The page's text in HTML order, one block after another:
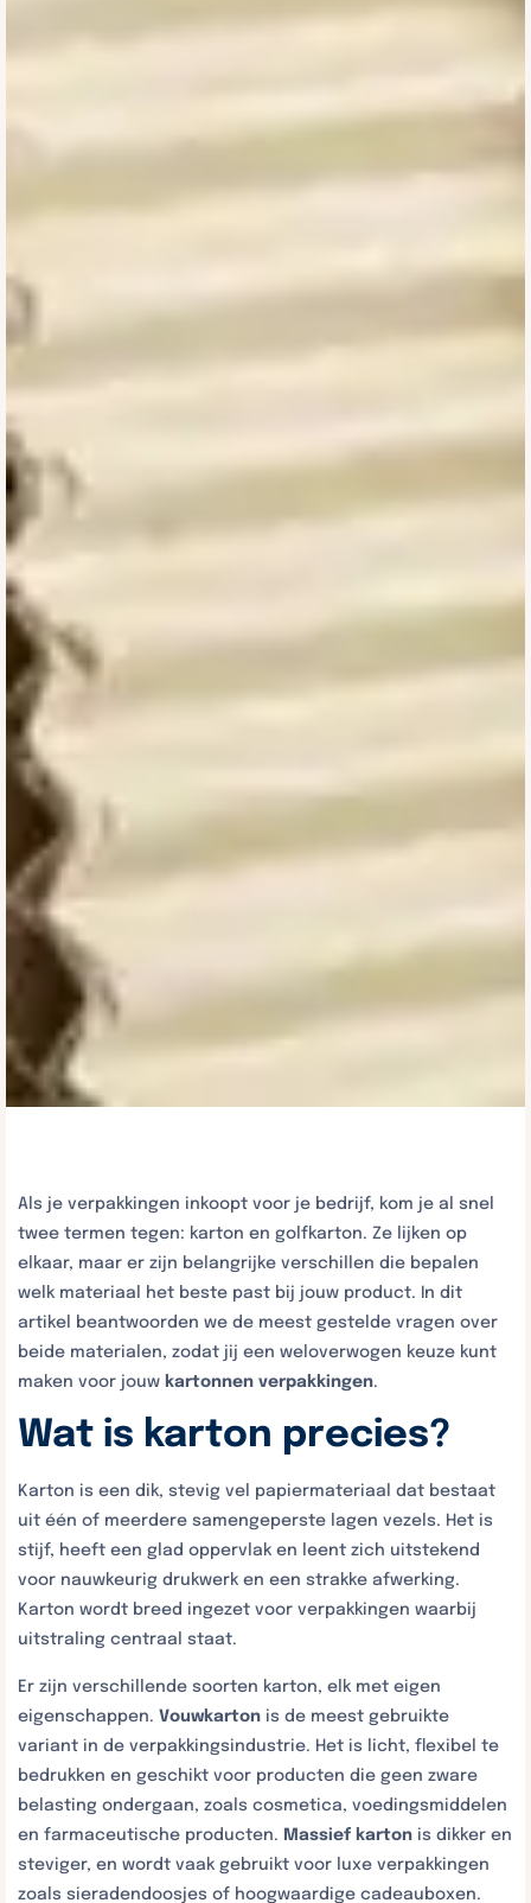
Als je verpakkingen inkoopt voor je bedrijf, kom je al snel
twee termen tegen: karton en golfkarton. Ze lijken op
elkaar, maar er zijn belangrijke verschillen die bepalen
welk materiaal het beste past bij jouw product. In dit
artikel beantwoorden we de meest gestelde vragen over
beide materialen, zodat jij een weloverwogen keuze kunt
maken voor jouw kartonnen verpakkingen.
Wat is karton precies?
Karton is een dik, stevig vel papiermateriaal dat bestaat
uit één of meerdere samengeperste lagen vezels. Het is
stijf, heeft een glad oppervlak en leent zich uitstekend
voor nauwkeurig drukwerk en een strakke afwerking.
Karton wordt breed ingezet voor verpakkingen waarbij
uitstraling centraal staat.
Er zijn verschillende soorten karton, elk met eigen
eigenschappen. Vouwkarton is de meest gebruikte
variant in de verpakkingsindustrie. Het is licht, flexibel te
bedrukken en geschikt voor producten die geen zware
belasting ondergaan, zoals cosmetica, voedingsmiddelen
en farmaceutische producten. Massief karton is dikker en
steviger, en wordt vaak gebruikt voor luxe verpakkingen
zoals sieradendoosjes of hoogwaardige cadeauboxen.